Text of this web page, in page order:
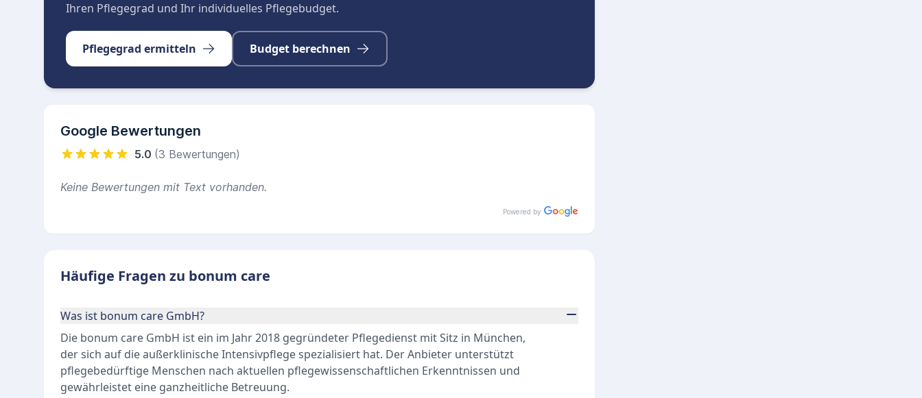
Ihren Pflegegrad und Ihr individuelles Pflegebudget.
Pflegegrad ermitteln Budget berechnen
Google Bewertungen
5.0 (3 Bewertungen)
Keine Bewertungen mit Text vorhanden.
Powered by
Häufige Fragen zu bonum care
Was ist bonum care GmbH?
Die bonum care GmbH ist ein im Jahr 2018 gegründeter Pflegedienst mit Sitz in München,
der sich auf die außerklinische Intensivpflege spezialisiert hat. Der Anbieter unterstützt
pflegebedürftige Menschen nach aktuellen pflegewissenschaftlichen Erkenntnissen und
gewährleistet eine ganzheitliche Betreuung.